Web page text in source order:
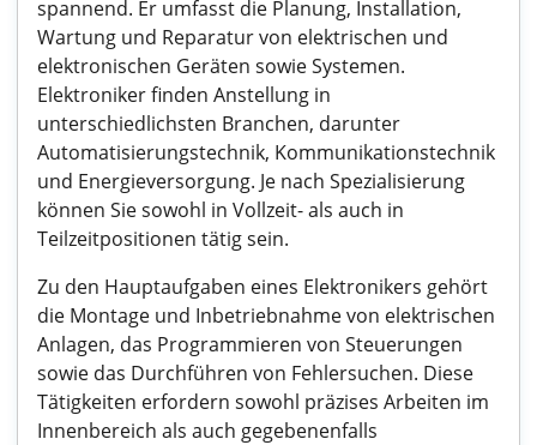
spannend. Er umfasst die Planung, Installation,
Wartung und Reparatur von elektrischen und
elektronischen Geräten sowie Systemen.
Elektroniker finden Anstellung in
unterschiedlichsten Branchen, darunter
Automatisierungstechnik, Kommunikationstechnik
und Energieversorgung. Je nach Spezialisierung
können Sie sowohl in Vollzeit- als auch in
Teilzeitpositionen tätig sein.
Zu den Hauptaufgaben eines Elektronikers gehört
die Montage und Inbetriebnahme von elektrischen
Anlagen, das Programmieren von Steuerungen
sowie das Durchführen von Fehlersuchen. Diese
Tätigkeiten erfordern sowohl präzises Arbeiten im
Innenbereich als auch gegebenenfalls